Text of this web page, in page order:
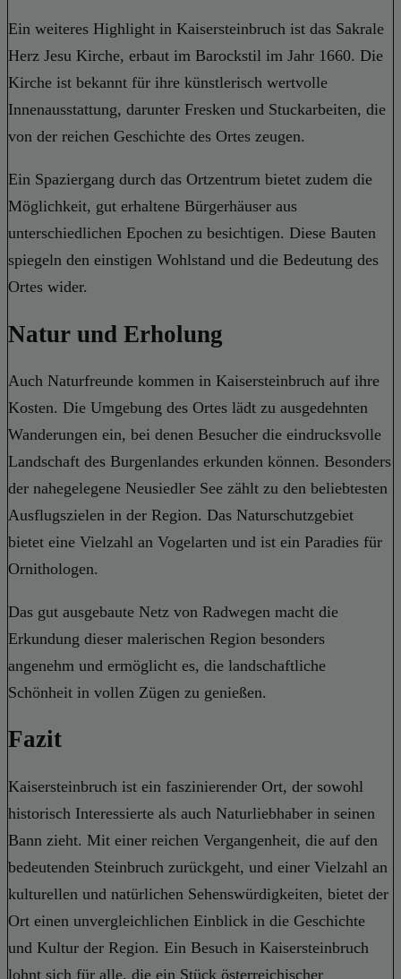
Ein weiteres Highlight in Kaisersteinbruch ist das Sakrale
Herz Jesu Kirche, erbaut im Barockstil im Jahr 1660. Die
Kirche ist bekannt für ihre künstlerisch wertvolle
Innenausstattung, darunter Fresken und Stuckarbeiten, die
von der reichen Geschichte des Ortes zeugen.
Ein Spaziergang durch das Ortzentrum bietet zudem die
Möglichkeit, gut erhaltene Bürgerhäuser aus
unterschiedlichen Epochen zu besichtigen. Diese Bauten
spiegeln den einstigen Wohlstand und die Bedeutung des
Ortes wider.
Natur und Erholung
Auch Naturfreunde kommen in Kaisersteinbruch auf ihre
Kosten. Die Umgebung des Ortes lädt zu ausgedehnten
Wanderungen ein, bei denen Besucher die eindrucksvolle
Landschaft des Burgenlandes erkunden können. Besonders
der nahegelegene Neusiedler See zählt zu den beliebtesten
Ausflugszielen in der Region. Das Naturschutzgebiet
bietet eine Vielzahl an Vogelarten und ist ein Paradies für
Ornithologen.
Das gut ausgebaute Netz von Radwegen macht die
Erkundung dieser malerischen Region besonders
angenehm und ermöglicht es, die landschaftliche
Schönheit in vollen Zügen zu genießen.
Fazit
Kaisersteinbruch ist ein faszinierender Ort, der sowohl
historisch Interessierte als auch Naturliebhaber in seinen
Bann zieht. Mit einer reichen Vergangenheit, die auf den
bedeutenden Steinbruch zurückgeht, und einer Vielzahl an
kulturellen und natürlichen Sehenswürdigkeiten, bietet der
Ort einen unvergleichlichen Einblick in die Geschichte
und Kultur der Region. Ein Besuch in Kaisersteinbruch
lohnt sich für alle, die ein Stück österreichischer